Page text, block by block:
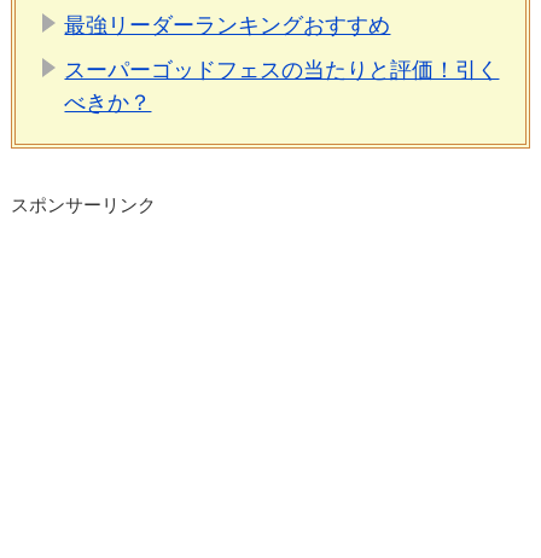
最強リーダーランキングおすすめ
スーパーゴッドフェスの当たりと評価！引く
べきか？
スポンサーリンク